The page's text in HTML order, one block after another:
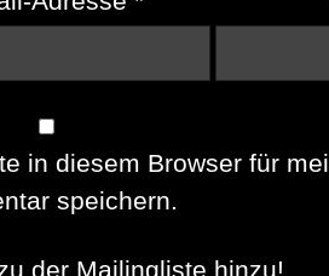
in diesem Browser für
speichern.
der Mailingliste hinzu!